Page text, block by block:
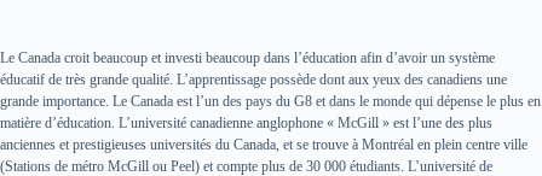
Le Canada croit beaucoup et investi beaucoup dans l’éducation afin d’avoir un système
éducatif de très grande qualité. L’apprentissage possède dont aux yeux des canadiens une
grande importance. Le Canada est l’un des pays du G8 et dans le monde qui dépense le plus en
matière d’éducation. L’université canadienne anglophone « McGill » est l’une des plus
anciennes et prestigieuses universités du Canada, et se trouve à Montréal en plein centre ville
(Stations de métro McGill ou Peel) et compte plus de 30 000 étudiants. L’université de